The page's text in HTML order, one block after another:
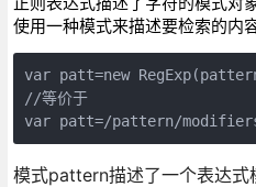
使用一种模式来描述要检索的内
var patt=new
//等价于
var patt=/pattern/
模式pattern描述了一个表达